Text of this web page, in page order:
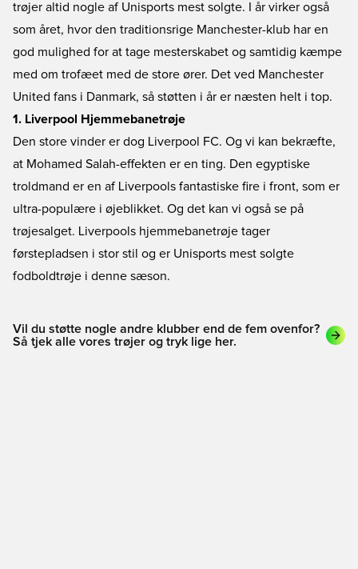
trøjer altid nogle af Unisports mest solgte. I år virker også
som året, hvor den traditionsrige Manchester-klub har en
god mulighed for at tage mesterskabet og samtidig kæmpe
med om trofæet med de store ører. Det ved Manchester
United fans i Danmark, så støtten i år er næsten helt i top.
1. Liverpool Hjemmebanetrøje
Den store vinder er dog Liverpool FC. Og vi kan bekræfte,
at Mohamed Salah-effekten er en ting. Den egyptiske
troldmand er en af Liverpools fantastiske fire i front, som er
ultra-populære i øjeblikket. Og det kan vi også se på
trøjesalget. Liverpools hjemmebanetrøje tager
førstepladsen i stor stil og er Unisports mest solgte
fodboldtrøje i denne sæson.
Vil du støtte nogle andre klubber end de fem ovenfor?
Så tjek alle vores trøjer og tryk lige her.